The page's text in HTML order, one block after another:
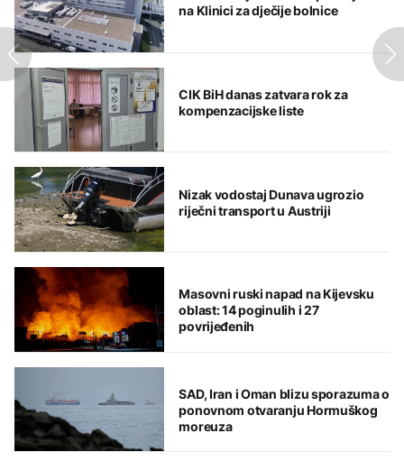
na Klinici za dječije bolnice
CIK BiH danas zatvara rok za
kompenzacijske liste
Nizak vodostaj Dunava ugrozio
riječni transport u Austriji
Masovni ruski napad na Kijevsku
oblast: 14 poginulih i 27
povrijeđenih
SAD, Iran i Oman blizu sporazuma o
ponovnom otvaranju Hormuškog
moreuza